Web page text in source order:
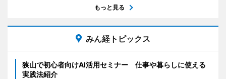
もっと見る
みん経トピックス
狭山で初心者向けAI活用セミナー 仕事や暮らしに使える
実践法紹介